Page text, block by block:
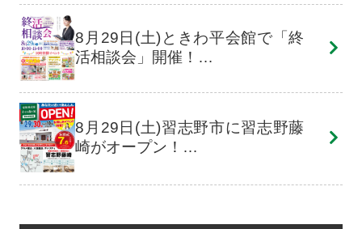
8月29日(土)ときわ平会館で「終
活相談会」開催！…
8月29日(土)習志野市に習志野藤
崎がオープン！…